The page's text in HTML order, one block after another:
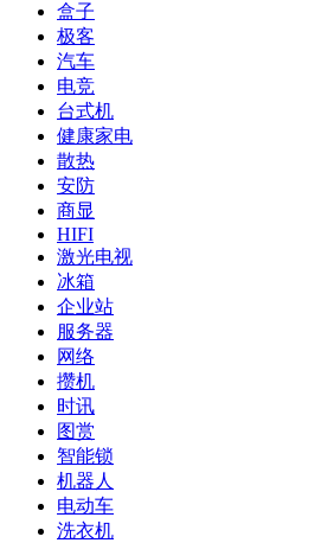
盒子
极客
汽车
电竞
台式机
健康家电
散热
安防
商显
HIFI
激光电视
冰箱
企业站
服务器
网络
攒机
时讯
图赏
智能锁
机器人
电动车
洗衣机